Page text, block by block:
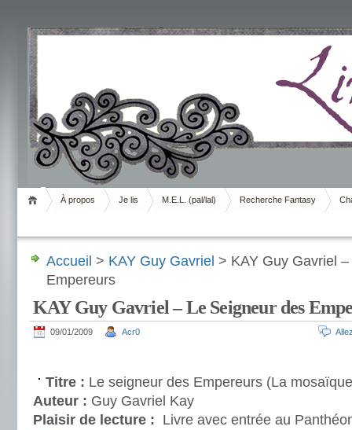
Livrement
À propos Je lis M.E.L. (pal/lal) Recherche Fantasy
Accueil > KAY Guy Gavriel > KAY Guy Gavriel
Empereurs
KAY Guy Gavriel – Le Seigneur des
09/01/2009 Acr0
Titre : Le seigneur des Empereurs (La
Auteur : Guy Gavriel Kay
Plaisir de lecture : Livre avec entrée au